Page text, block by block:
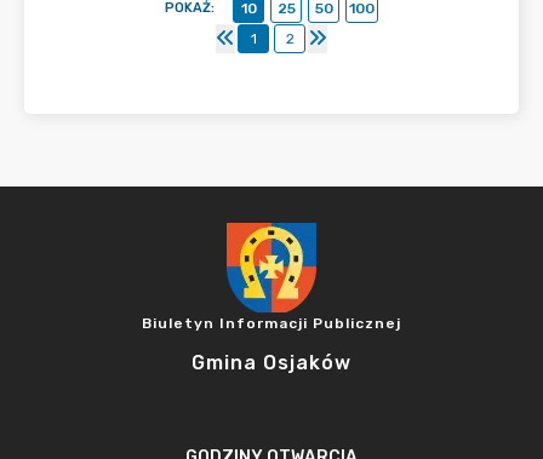
POKAŻ: 10 25 50
100
1
2
Biuletyn Informacji Publicznej
Gmina Osjaków